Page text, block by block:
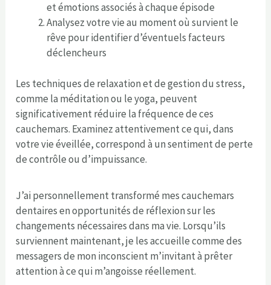
et émotions associés à chaque épisode
Analysez votre vie au moment où survient le
rêve pour identifier d’éventuels facteurs
déclencheurs
Les techniques de relaxation et de gestion du stress,
comme la méditation ou le yoga, peuvent
significativement réduire la fréquence de ces
cauchemars. Examinez attentivement ce qui, dans
votre vie éveillée, correspond à un sentiment de perte
de contrôle ou d’impuissance.
J’ai personnellement transformé mes cauchemars
dentaires en opportunités de réflexion sur les
changements nécessaires dans ma vie. Lorsqu’ils
surviennent maintenant, je les accueille comme des
messagers de mon inconscient m’invitant à prêter
attention à ce qui m’angoisse réellement.